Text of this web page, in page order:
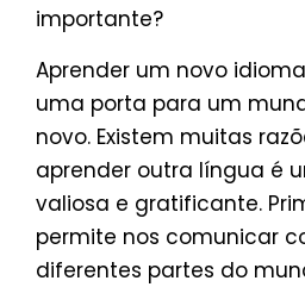
importante?
Aprender um novo
uma porta para um
novo. Existem muitas
aprender outra língua é
valiosa e gratificante.
permite nos comunicar
diferentes partes do